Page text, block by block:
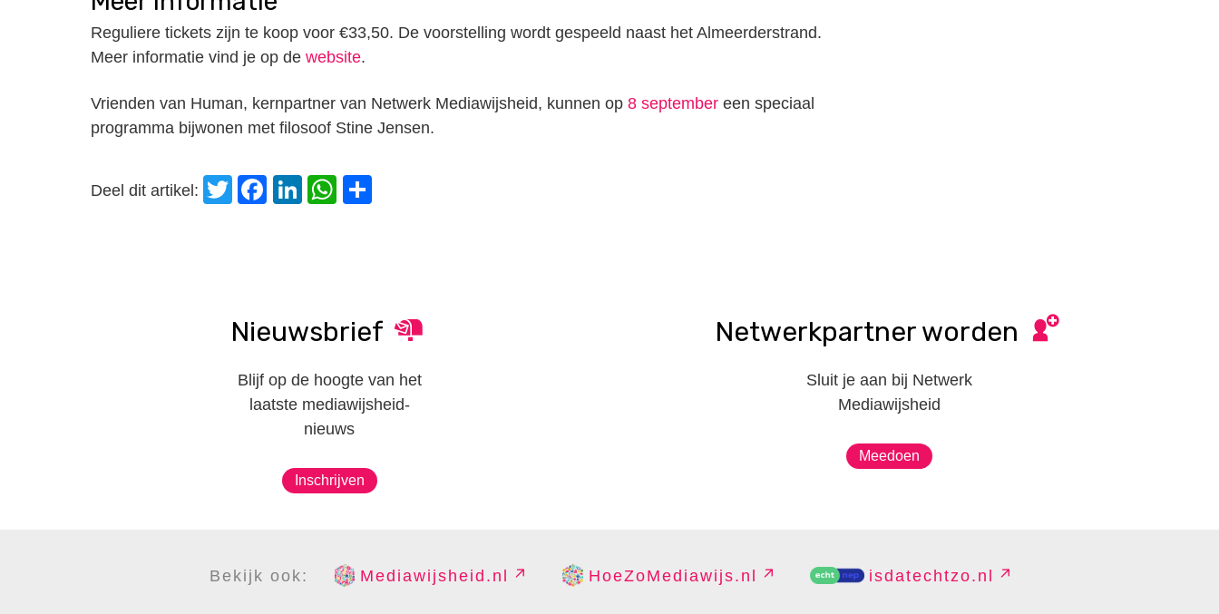
Reguliere tickets zijn te koop voor €33,50. De voorstelling wordt gespeeld naast het Almeerderstrand.
Meer informatie vind je op de website.
Vrienden van Human, kernpartner van Netwerk Mediawijsheid, kunnen op 8 september een speciaal
programma bijwonen met filosoof Stine Jensen.
Deel dit artikel: Twitter
Facebook
LinkedIn
WhatsApp
Nieuwsbrief
Blijf op de hoogte van het
laatste mediawijsheid-
nieuws
Inschrijven
Netwerkpartner worden
Sluit je aan bij Netwerk
Mediawijsheid
Meedoen
Bekijk ook: Mediawijsheid.nl HoeZoMediawijs.nl isdatechtzo.nl